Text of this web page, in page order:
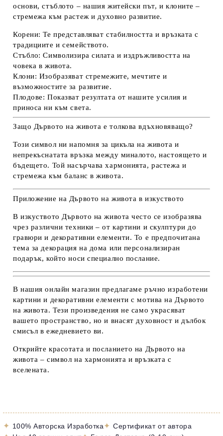
основи, стъблото – нашия житейски път, и клоните –
стремежа към растеж и духовно развитие.
Корени: Те представляват стабилността и връзката с
традициите и семейството.
Стъбло: Символизира силата и издръжливостта на
човека в живота.
Клони: Изобразяват стремежите, мечтите и
възможностите за развитие.
Плодове: Показват резултата от нашите усилия и
приноса ни към света.
Защо Дървото на живота е толкова вдъхновяващо?
Този символ ни напомня за цикъла на живота и
непрекъснатата връзка между миналото, настоящето и
бъдещето. Той насърчава хармонията, растежа и
стремежа към баланс в живота.
Приложение на Дървото на живота в изкуството
В изкуството Дървото на живота често се изобразява
чрез различни техники – от картини и скулптури до
гравюри и декоративни елементи. То е предпочитана
тема за декорация на дома или персонализиран
подарък, който носи специално послание.
В нашия онлайн магазин предлагаме ръчно изработени
картини и декоративни елементи с мотива на Дървото
на живота. Тези произведения не само украсяват
вашето пространство, но и внасят духовност и дълбок
смисъл в ежедневието ви.
Открийте красотата и посланието на Дървото на
живота – символ на хармонията и връзката с
вселената.
✦ 100% Авторска Изработка✦ Сертификат от автора